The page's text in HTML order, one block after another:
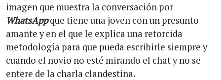
imagen que muestra la conversación por
WhatsAppque tiene una joven con un presunto
amante y en el que le explica una retorcida
metodología para que pueda escribirle siempre y
cuando el novio no esté mirando el chat y no se
entere de la charla clandestina.